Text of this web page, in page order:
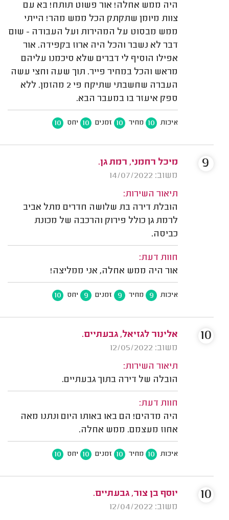
היה ממש אחלה! אור פשוט תותח! בא עם
צוות מיומן שתקתק הכל ממש מהר! הייתי
ממש מבסוט על המהירות ועל העבודה - שום
דבר לא נשבר והכל היה ארוז בקפידה. אור
אפילו הוסיף לי דברים שלא סיכמנו עליהם
מראש והכל במחיר פייר. תוך שעה וחצי עשה
העברה שחשבתי שתיקח פי 2 מהזמן. ללא
ספק איעזר בו במעבר הבא.
איכות 10 מחיר 10 זמנים 10 יחס 10
מיכל רחמני, רמת גן.
משוב: 14/07/2022
תיאור השירות:
הובלת דירה בת שלושה חדרים מתל אביב
לרמת גן כולל פירוק והרכבה של מכונת
כביסה.
חוות דעת:
אור היה ממש אחלה, אני ממליצה!
איכות 9 מחיר 9 זמנים 9 יחס 10
9
אלינור לגזיאל, גבעתיים.
משוב: 12/05/2022
תיאור השירות:
הובלה של דירה בתוך גבעתיים.
חוות דעת:
היה מדהים! הם באו באותו היום ונתנו מאה
אחוז מעצמם. ממש אחלה.
איכות 10 מחיר 10 זמנים 10 יחס 10
10
יוסף בן צור, גבעתיים.
משוב: 12/04/2022
10